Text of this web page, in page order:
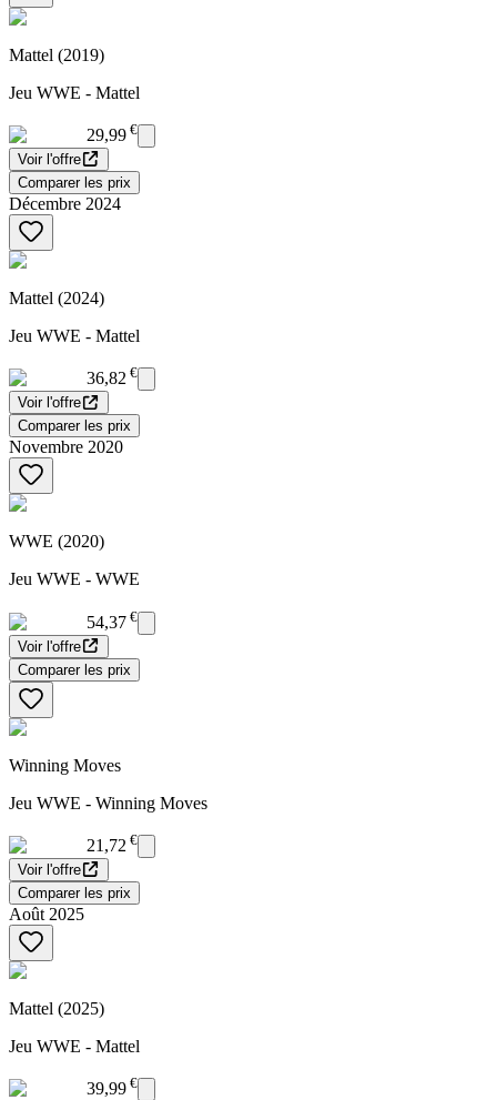
Mattel (2019)
Jeu WWE - Mattel
29,99 €
Voir l'offre
Comparer les prix
Décembre 2024
Mattel (2024)
Jeu WWE - Mattel
36,82 €
Voir l'offre
Comparer les prix
Novembre 2020
WWE (2020)
Jeu WWE - WWE
54,37 €
Voir l'offre
Comparer les prix
Winning Moves
Jeu WWE - Winning Moves
21,72 €
Voir l'offre
Comparer les prix
Août 2025
Mattel (2025)
Jeu WWE - Mattel
39,99 €